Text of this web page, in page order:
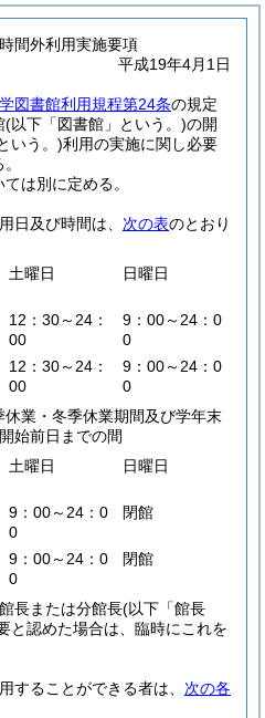
間外利用実施要項
平成19年4月1日
図書館利用規程第24条の規定
(以下「図書館」という。)の開
いう。)利用の実施に関し必要
は別に定める。
日及び時間は、 次の表のとおり
土曜日 日曜日
12：30～24：
00
9：00～24：0
0
12：30～24：
00
9：00～24：0
0
休業・冬季休業期間及び学年末
始前日までの間
土曜日 日曜日
9：00～24：0
0
閉館
9：00～24：0
0
閉館
長または分館長(以下「館長
と認めた場合は、臨時にこれを
することができる者は、 次の各